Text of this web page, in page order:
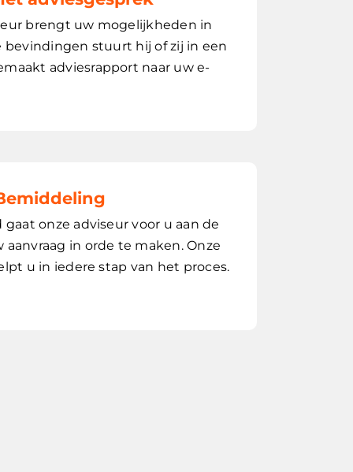
brengt uw mogelijkheden in
bevindingen stuurt hij of zij in een
adviesrapport naar uw e-
gaat onze adviseur voor u aan de
aanvraag in orde te maken. Onze
u in iedere stap van het proces.